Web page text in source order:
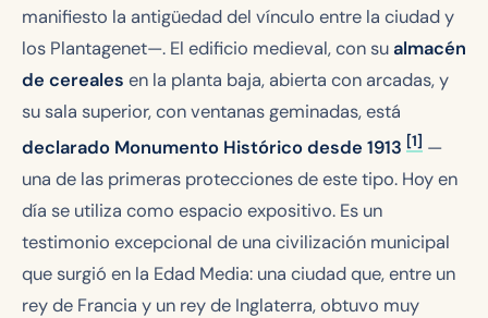
manifiesto la antigüedad del vínculo entre la ciudad y
los Plantagenet—. El edificio medieval, con sualmacén
de cereales en la planta baja, abierta con arcadas, y
su sala superior, con ventanas geminadas, está
declarado Monumento Histórico desde 1913 [1] —
una de las primeras protecciones de este tipo. Hoy en
día se utiliza como espacio expositivo. Es un
testimonio excepcional de una civilización municipal
que surgió en la Edad Media: una ciudad que, entre un
rey de Francia y un rey de Inglaterra, obtuvo muy